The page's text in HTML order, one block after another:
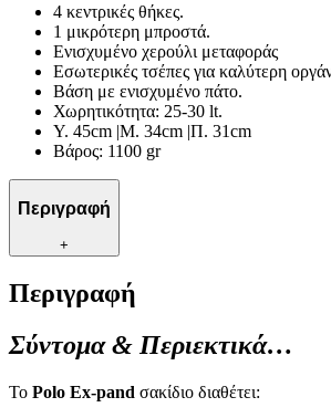
4 κεντρικές θήκες.
1 μικρότερη μπροστά.
Ενισχυμένο χερούλι μεταφοράς
Εσωτερικές τσέπες για καλύτερη
Βάση με ενισχυμένο πάτο.
Χωρητικότητα: 25-30 lt.
Y. 45cm |Μ. 34cm |Π. 31cm
Βάρος: 1100 gr
Περιγραφή
+
Περιγραφή
Σύντομα & Περιεκτικά…
Το Polo Ex-pand σακίδιο διαθέτει: